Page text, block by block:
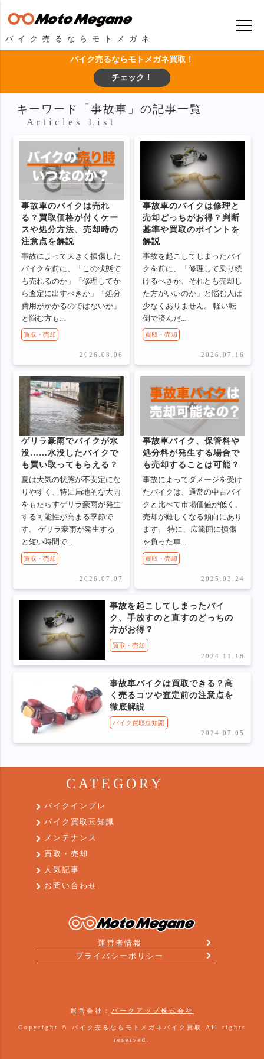
バイク売るならモトメガネ
バイク売るならモトメガネ買取！
チェック！
キーワード「事故車」の記事一覧
Articles List
事故車のバイクは売れ
る？買取価格が付くケー
スや処分方法、売却時の
注意点を解説
事故によって大きく損傷した
バイクを前に、「この状態で
も売れるのか」「修理してか
ら査定に出すべきか」「処分
費用がかかるのではないか」
と悩む方も...
買取・売却
2026.08.06
事故車のバイクは修理と
売却どっちがお得？判断
基準や買取のポイントを
解説
事故を起こしてしまったバイ
クを前に、「修理して乗り続
けるべきか、それとも売却し
た方がいいのか」と悩む人は
少なくありません。 軽い転
倒で済んだ...
買取・売却
2026.07.16
ゲリラ豪雨でバイクが水
没……水没したバイクで
も買い取ってもらえる？
夏は大気の状態が不安定にな
りやすく、特に局地的な大雨
をもたらすゲリラ豪雨が発生
する可能性が高まる季節で
す。 ゲリラ豪雨が発生する
と短い時間で...
買取・売却
2026.07.07
事故車バイク、保管料や
処分料が発生する場合で
も売却することは可能？
事故によってダメージを受け
たバイクは、通常の中古バイ
クと比べて市場価値が低く、
売却が難しくなる傾向にあり
ます。 特に、広範囲に損傷
を負った車...
買取・売却
2025.03.24
事故を起こしてしまったバイ
ク、手放すのと直すのどっちの
方がお得？
買取・売却
2024.11.18
事故車バイクは買取できる？高
く売るコツや査定前の注意点を
徹底解説
バイク買取豆知識
2024.07.05
運営者情報
プライバシーポリシー
CATEGORY
バイクインプレ
バイク買取豆知識
メンテナンス
買取・売却
人気記事
お問い合わせ
運営会社： パークアップ株式会社
Copyright © バイク売るならモトメガネバイク買取
All rights
reserved.